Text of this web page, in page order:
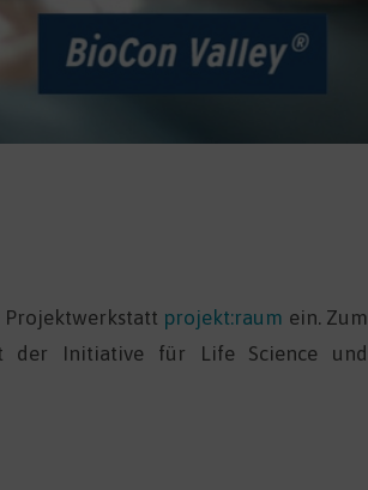
Projektwerkstatt projekt:raum ein. Zum
der Initiative für Life Science und